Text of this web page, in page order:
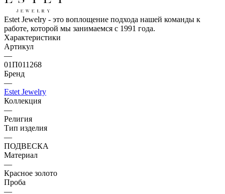
Estet Jewelry - это воплощение подхода нашей команды к
работе, которой мы занимаемся с 1991 года.
Характеристики
Артикул
—
01П011268
Бренд
—
Estet Jewelry
Коллекция
—
Религия
Тип изделия
—
ПОДВЕСКА
Материал
—
Красное золото
Проба
—